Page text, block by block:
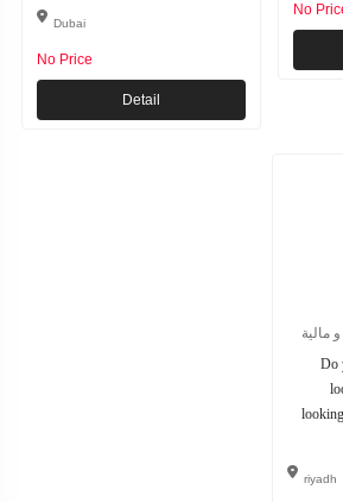
Dubai
No Price
Detail
No
مالية
Do
riyadh